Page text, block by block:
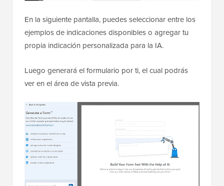
En la siguiente pantalla, puedes seleccionar entre los
ejemplos de indicaciones disponibles o agregar tu
propia indicación personalizada para la IA.
Luego generará el formulario por ti, el cual podrás
ver en el área de vista previa.